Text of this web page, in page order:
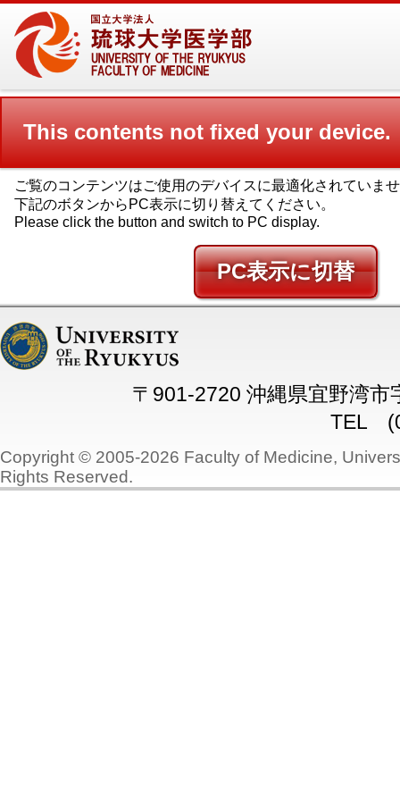
This contents not fixed your device.
ご覧のコンテンツはご使用のデバイスに最適化されていま
下記のボタンからPC表示に切り替えてください。
Please click the button and switch to PC display.
PC
〒901-2720 沖縄県宜野湾市
TEL
Copyright © 2005-2026 Faculty of Medicine,
Rights Reserved.